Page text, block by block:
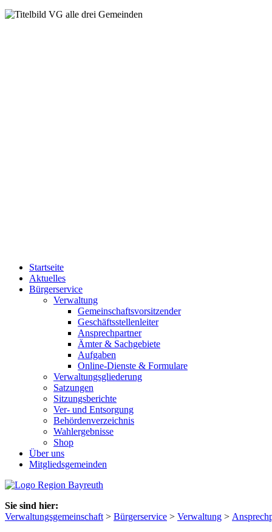
Startseite
Aktuelles
Bürgerservice
Verwaltung
Gemeinschaftsvorsitzender
Geschäftsstellenleiter
Ansprechpartner
Ämter & Sachgebiete
Aufgaben
Online-Dienste & Formulare
Verwaltungsgliederung
Satzungen
Sitzungsberichte
Ver- und Entsorgung
Behördenverzeichnis
Wahlergebnisse
Shop
Über uns
Mitgliedsgemeinden
Sie sind hier:
Verwaltungsgemeinschaft > Bürgerservice > Verwaltung >